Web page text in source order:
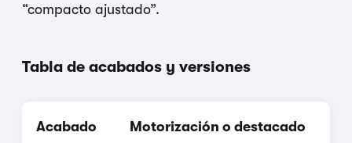
“compacto ajustado”.
Tabla de acabados y versiones
Acabado Motorización o destacado